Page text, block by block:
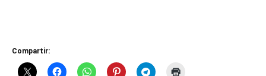
Compartir: